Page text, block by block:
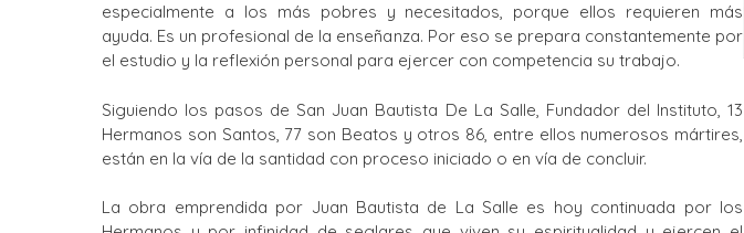
especialmente a los más pobres y necesitados, porque ellos requieren más
ayuda. Es un profesional de la enseñanza. Por eso se prepara constantemente por
el estudio y la reflexión personal para ejercer con competencia su trabajo.
Siguiendo los pasos de San Juan Bautista De La Salle, Fundador del Instituto, 13
Hermanos son Santos, 77 son Beatos y otros 86, entre ellos numerosos mártires,
están en la vía de la santidad con proceso iniciado o en vía de concluir.
La obra emprendida por Juan Bautista de La Salle es hoy continuada por los